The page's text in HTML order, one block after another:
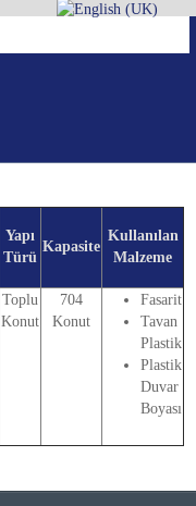
Yapı
Türü
Kapasite
Kullanılan
Malzeme
Toplu
Konut
704
Konut
Fasarit
Tavan
Plastik
Plastik
Duvar
Boyası